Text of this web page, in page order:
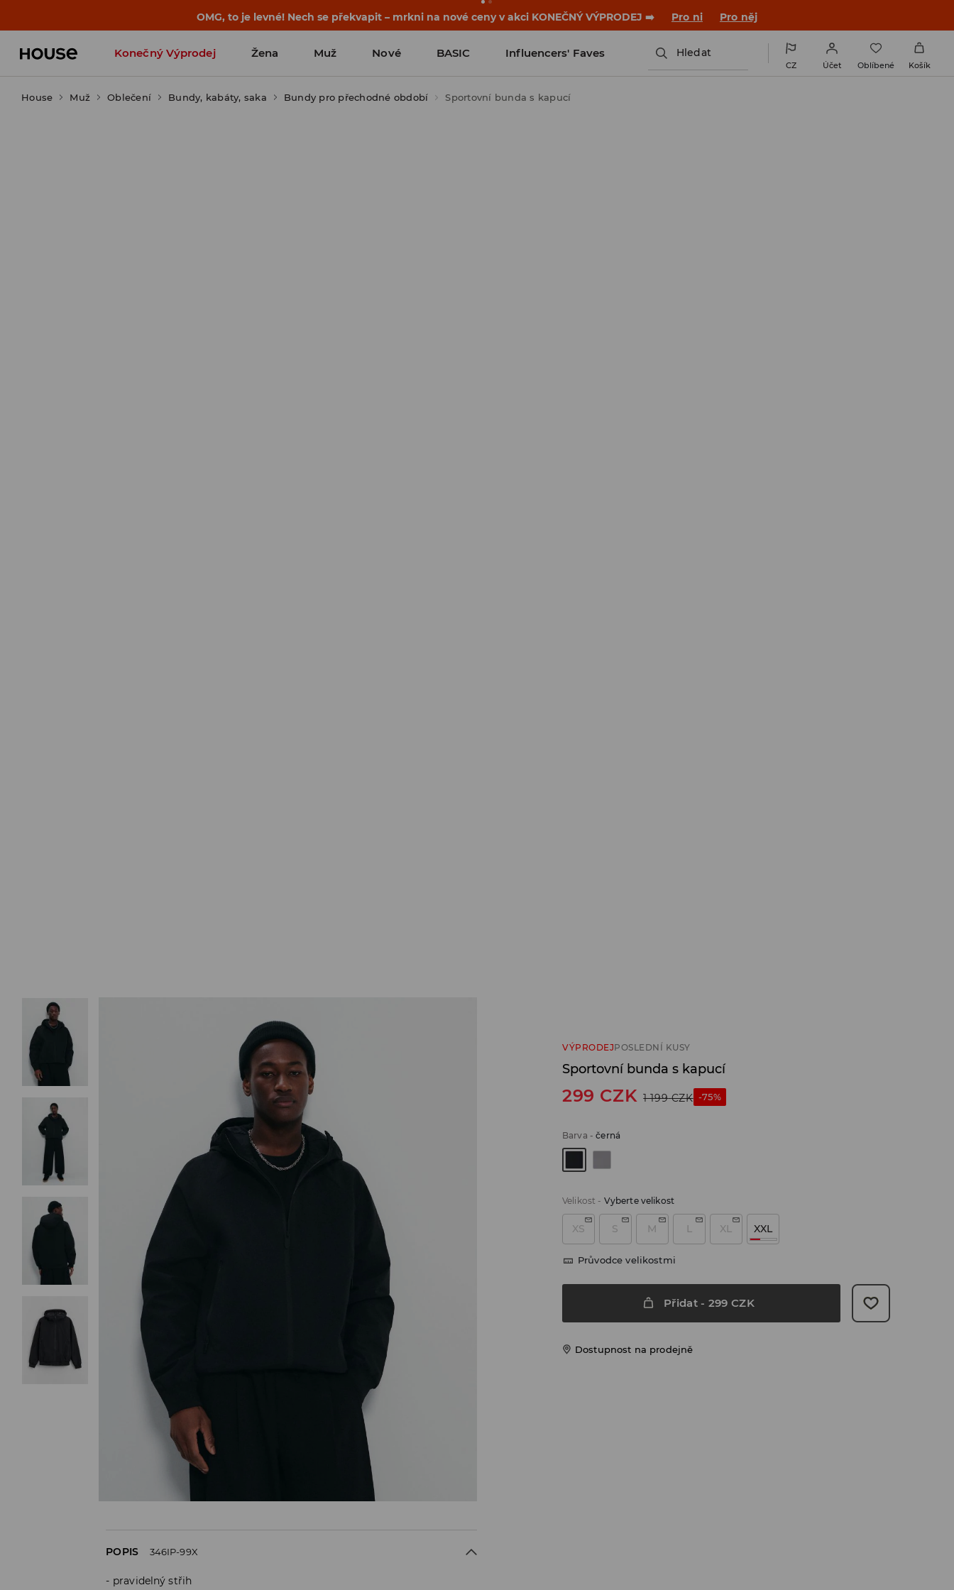
-30 % na PRODUKT DNE 🛍️ Podrobnosti o kupónu a akci nalezneš ve svém zákaznickém účtu 💸 NAINSTALUJTE SI APLIKACI >>
Konečný Výprodej Žena Muž Nové BASIC Influencers' Faves Hledat
CZ Účet Oblíbené Košík
House Muž Oblečení Bundy, kabáty, saka Bundy pro přechodné období Sportovní bunda s kapucí
VÝPRODEJPOSLEDNÍ KUSY
Sportovní bunda s kapucí
299 CZK 1 199 CZK -75%
Barva -černá
Velikost - Vyberte velikost
XS S M L XL XXL
Průvodce velikostmi
Přidat- 299 CZK
Dostupnost na prodejně
POPIS 346IP-99X
pravidelný střih